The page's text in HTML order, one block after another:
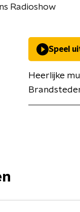
Radioshow
Speel
Heerlijke